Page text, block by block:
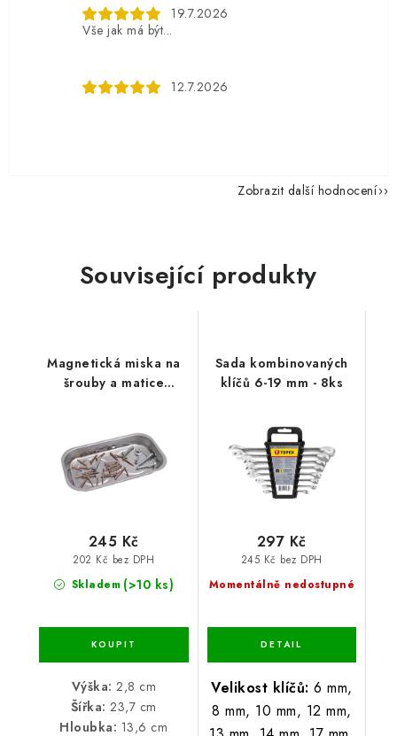
19.7.2026
Vše jak má být...
12.7.2026
Zobrazit další hodnocení
Související produkty
Magnetická miska na
šrouby a matice
Skladem (>10 ks)
202 Kč bez DPH
245 Kč
Výška: 2,8 cm
Šířka: 23,7 cm
Hloubka: 13,6 cm
Sada kombinovaných
klíčů 6-19 mm - 8ks
Momentálně nedostupné
245 Kč bez DPH
297 Kč
Velikost klíčů: 6 mm,
8 mm, 10 mm, 12 mm,